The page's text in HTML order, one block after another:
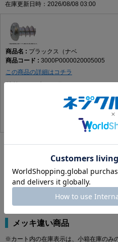
在庫更新日時：2026/08/08 03:00
プラックス（ナベ
3000P0000020005005
この商品の詳細はコチラ
3.46円(税込)
※カート内の在庫表示は、小箱在庫のみ
庫がある商品を表示しております。
該当する代替商
メッキ違い商品
※カート内の在庫表示は、小箱在庫のみ